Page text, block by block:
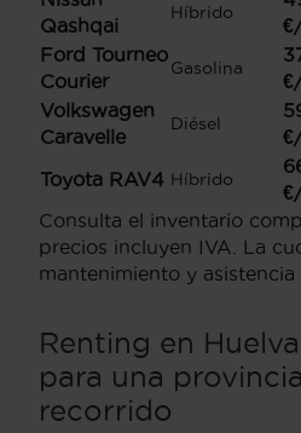
Qashqai
Híbrido
Ford Tourneo
Courier
Gasolina
Volkswagen
Caravelle
Diésel
Toyota RAV4 Híbrido
Consulta el inventario
precios incluyen IVA. La
mantenimiento y asistencia
Renting en
para una
recorrido